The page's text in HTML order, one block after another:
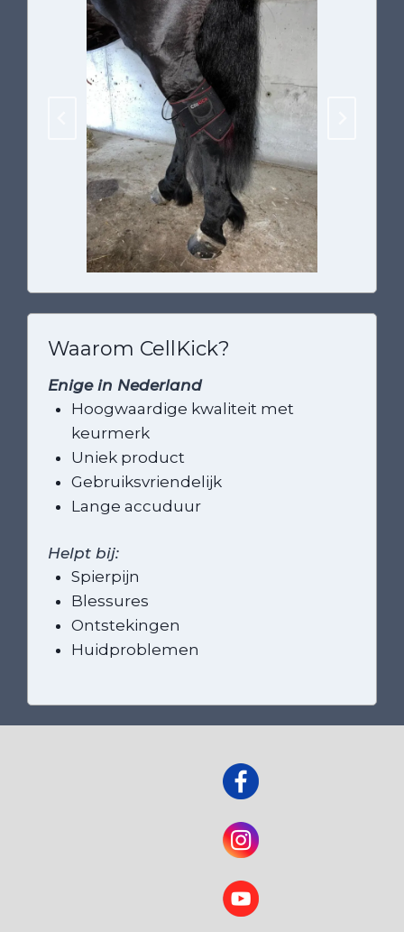
Waarom CellKick?
Enige in Nederland
Hoogwaardige kwaliteit met
keurmerk
Uniek product
Gebruiksvriendelijk
Lange accuduur
Helpt bij:
Spierpijn
Blessures
Ontstekingen
Huidproblemen